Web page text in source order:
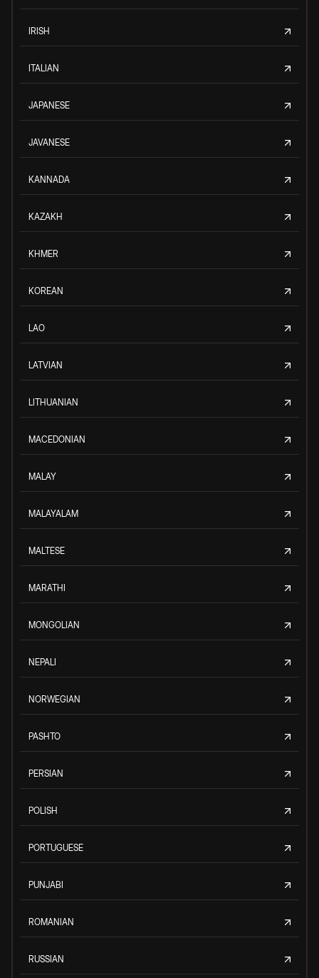
IRISH
ITALIAN
JAPANESE
JAVANESE
KANNADA
KAZAKH
KHMER
KOREAN
LAO
LATVIAN
LITHUANIAN
MACEDONIAN
MALAY
MALAYALAM
MALTESE
MARATHI
MONGOLIAN
NEPALI
NORWEGIAN
PASHTO
PERSIAN
POLISH
PORTUGUESE
PUNJABI
ROMANIAN
RUSSIAN